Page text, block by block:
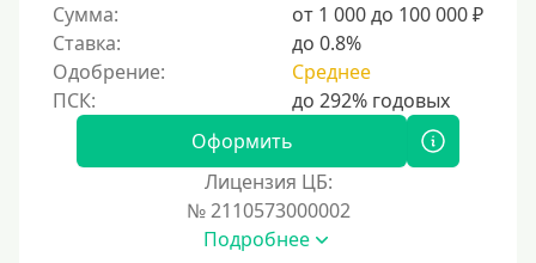
Сумма (рублей)
100 руб
300 руб
Сумма:
от 1 000 до 100 000 ₽
Ставка:
до 0.8%
Одобрение:
Среднее
Оформить
Лицензия ЦБ:
№ 2110573000002
Подробнее